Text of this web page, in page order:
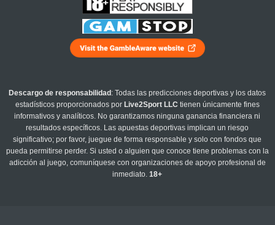
Descargo de responsabilidad : Todas las predicciones deportivas y los datos
estadísticos proporcionados por Live2Sport LLC tienen únicamente fines
informativos y analíticos. No garantizamos ninguna ganancia financiera ni
resultados específicos. Las apuestas deportivas implican un riesgo
significativo; por favor, juegue de forma responsable y solo con fondos que
pueda permitirse perder. Si usted o alguien que conoce tiene problemas con la
adicción al juego, comuníquese con organizaciones de apoyo profesional de
inmediato.18+